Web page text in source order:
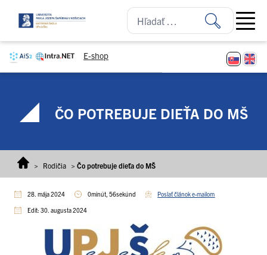
E-shop
Open
ČO POTREBUJE DIEŤA DO MŠ
> Rodičia > Čo potrebuje dieťa do MŠ
28. mája 2024 0minút, 56sekúnd Poslať článok e-mailom
Edit: 30. augusta 2024